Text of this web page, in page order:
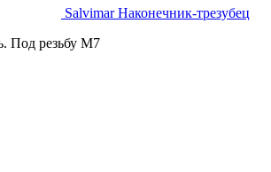
Salvimar Наконечник-трезубец
Под резьбу M7